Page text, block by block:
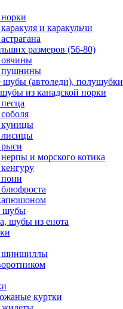
и каракульчи
размеров (56-80)
шубы (автоледи), полушубки
из канадской норки
и морского котика
шубы
шубы из енота
куртки